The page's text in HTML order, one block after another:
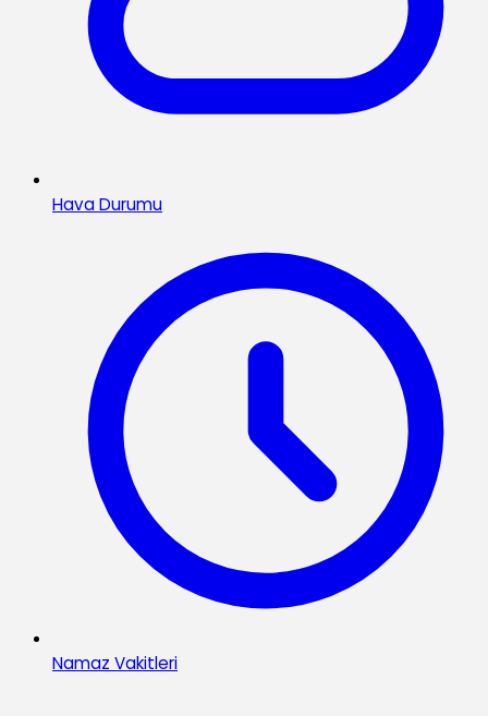
Hava Durumu
Namaz Vakitleri